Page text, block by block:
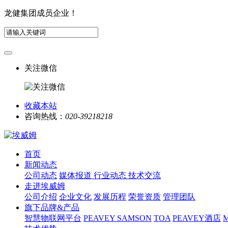
龙健集团成员企业！
关注微信
收藏本站
咨询热线： 020-39218218
首页
新闻动态
公司动态 媒体报道 行业动态 技术交流
走进埃威姆
公司介绍 企业文化 发展历程 荣誉资质 管理团队
旗下品牌&产品
智慧物联网平台 PEAVEY SAMSON TOA PEAVEY酒店